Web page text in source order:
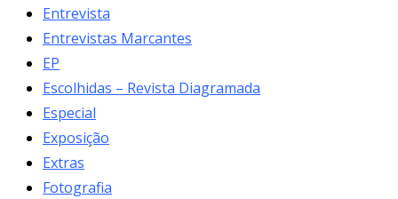
Entrevista
Entrevistas Marcantes
EP
Escolhidas – Revista Diagramada
Especial
Exposição
Extras
Fotografia